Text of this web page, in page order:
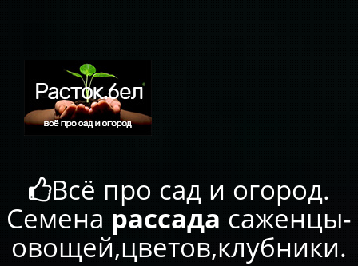
Всё про сад и огород.
Семена рассада саженцы-
овощей,цветов,клубники.